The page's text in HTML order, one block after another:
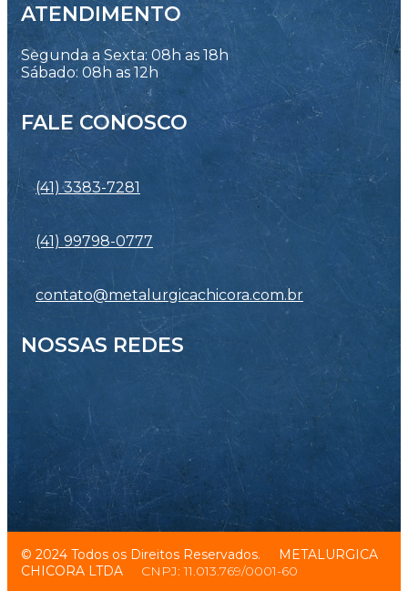
ATENDIMENTO
Segunda a Sexta: 08h as 18h
Sábado: 08h as 12h
FALE CONOSCO
(41) 3383-7281
(41) 99798-0777
contato@metalurgicachicora.com.br
NOSSAS REDES
© 2024 Todos os Direitos Reservados.
METALURGICA
CHICORA LTDA
CNPJ: 11.013.769/0001-60